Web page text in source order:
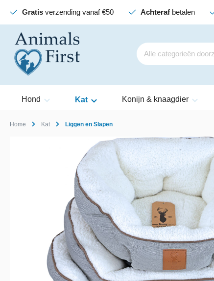
Gratisverzending vanaf €50 Achterafbetalen
Hond Kat Konijn & knaagdier
Home Kat Liggen en Slapen